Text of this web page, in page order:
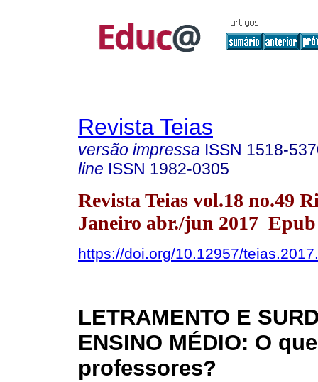
Revista Teias
versão impressa ISSN 1518-
line ISSN 1982-0305
Revista Teias vol.18 no.49
Janeiro abr./jun 2017 Epub
https://doi.org/10.12957/
LETRAMENTO E
ENSINO MÉDIO: O
professores?